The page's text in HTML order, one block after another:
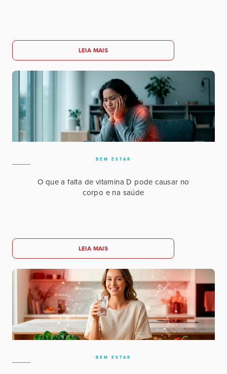
LEIA MAIS
BEM ESTAR
O que a falta de vitamina D pode causar no
corpo e na saúde
LEIA MAIS
BEM ESTAR